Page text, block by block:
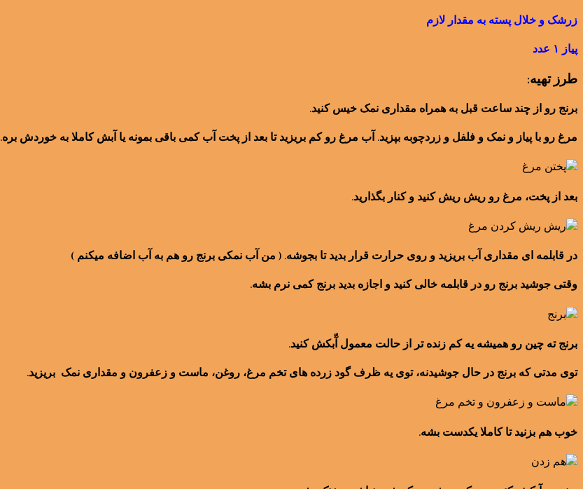
زرشک و خلال پسته به مقدار لازم
پیاز ۱ عدد
طرز تهیه:
برنج رو از چند ساعت قبل به همراه مقداری نمک خیس کنید.
مرغ رو با پیاز و نمک و فلفل و زردچوبه بپزید. آب مرغ رو کم بریزید تا بعد از پخت آب کمی باقی بمونه یا آبش کاملا به خوردش بره.
بعد از پخت، مرغ رو ریش ریش کنید و کنار بگذارید.
در قابلمه ای مقداری آب بریزید و روی حرارت قرار بدید تا بجوشه. ( من آب نمکی برنج رو هم به آب اضافه میکنم )
وقتی جوشید برنج رو در قابلمه خالی کنید و اجازه بدید برنج کمی نرم بشه.
برنج ته چین رو همیشه یه کم زنده تر از حالت معمول آّبکش کنید.
توی مدتی که برنج در حال جوشیدنه، توی یه ظرف گود زرده های تخم مرغ، روغن، ماست و زعفرون و مقداری نمک بریزید.
خوب هم بزنید تا کاملا یکدست بشه.